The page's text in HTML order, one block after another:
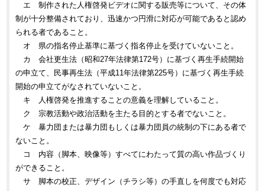
エ 制作された人権啓発ビデオに関する販売等について、その体
制が十分整備されており、迅速かつ円滑に対応が可能であると認め
られる者であること。
オ 県の指名停止基準に基づく指名停止を受けていないこと。
カ 会社更生法（昭和27年法律第172号）に基づく再生手続開始
の申立て、民事再生法（平成11年法律第225号）に基づく再生手続
開始の申立てがなされていないこと。
キ 人権啓発を推進することの意義を理解していること。
ク 宗教活動や政治活動を主たる目的とする者でないこと。
ケ 暴力団または暴力団もしくは暴力団員の統制の下にある者で
ないこと。
コ 内容（脚本、映像等）すべてにわたって質の高い作品づくり
ができること。
サ 脚本の校正、デザイン（チラシ等）の手直しを何度でも対応